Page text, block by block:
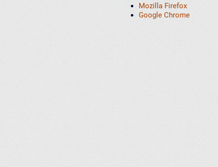
Mozilla Firefox
Google Chrome